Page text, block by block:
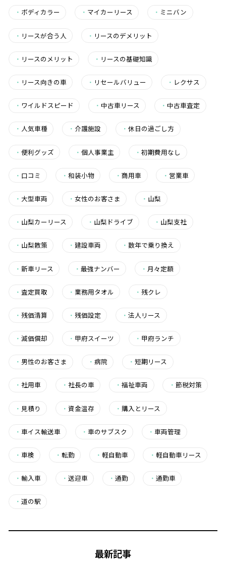
・ ボディカラー ・ マイカーリース ・ ミニバン
・ リースが合う人 ・ リースのデメリット
・ リースのメリット ・ リースの基礎知識
・ リース向きの車 ・ リセールバリュー ・ レクサス
・ ワイルドスピード ・中古車リース ・中古車査定
・ 人気車種 ・ 介護施設 ・休日の過ごし方
・ 便利グッズ ・個人事業主 ・初期費用なし
・ 口コミ ・和装小物 ・商用車 ・ 営業車
・ 大型車両 ・女性のお客さま ・ 山梨
・ 山梨カーリース ・ 山梨ドライブ ・ 山梨支社
・ 山梨散策 ・建設車両 ・数年で乗り換え
・ 新車リース ・最強ナンバー ・ 月々定額
・ 査定買取 ・ 業務用タオル ・ 残クレ
・ 残価清算 ・ 残価設定 ・法人リース
・ 減価償却 ・ 甲府スイーツ ・ 甲府ランチ
・ 男性のお客さま ・病院 ・短期リース
・ 社用車 ・社長の車 ・福祉車両 ・ 節税対策
・ 見積り ・資金温存 ・ 購入とリース
・ 車イス輸送車 ・ 車のサブスク ・ 車両管理
・ 車検 ・転勤 ・軽自動車 ・ 軽自動車リース
・ 輸入車 ・送迎車 ・通勤 ・ 通勤車
・ 道の駅
最新記事